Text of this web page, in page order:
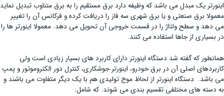
اینورتر یک مبدل می باشد که وظیفه دارد برق مستقیم را به برق متناوب تبدیل نماید
معمولا برق صنعتی و یا برق شهری سه فاز را دریافت کرده و فرکانس آن را تغییر
می دهد و سطح ولتاژ را در قسمت خروجی آن تحویل می دهد. معمولا اینورتر ها را
در بسیاری از جاها استفاده می کنند.
همانطور که گفته شد دستگاه اینورتر دارای کاربرد های بسیار زیادی است ولی
کاربردهای اصلی آن در برق خودرو، اینورتر جوشکاری، کنترل دور الکتروموتور و پمپ
می باشد. دستگاه اینورتر از لحاظ موج تولیدی هم با یک دیگر متفاوت می باشند و
به دسته های مختلفی تقسیم بندی می شوند. که شامل: